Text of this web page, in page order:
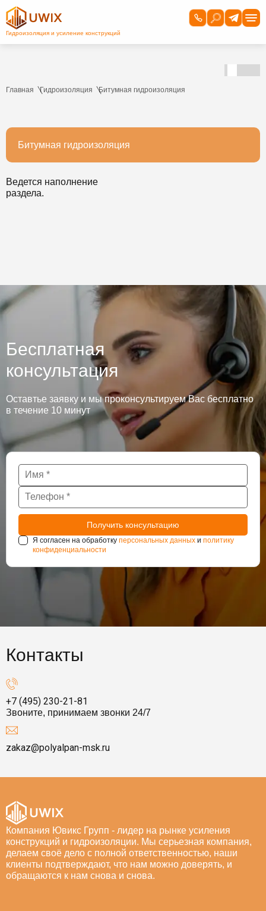
Главная Гидроизоляция Битумная гидроизоляция
Битумная гидроизоляция
Ведется наполнение
раздела.
Бесплатная
консультация
Оставтье заявку и мы проконсультируем Вас бесплатно
в течение 10 минут
Я согласен на обработку персональных данных и политику
конфиденциальности
Контакты
+7 (495) 230-21-81
Звоните, принимаем звонки 24/7
zakaz@polyalpan-msk.ru
Компания Ювикс Групп - лидер на рынке усиления
конструкций и гидроизоляции. Мы серьезная компания,
делаем своё дело с полной ответственностью, наши
клиенты подтверждают, что нам можно доверять, и
обращаются к нам снова и снова.